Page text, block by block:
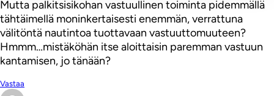
Mutta palkitsisikohan vastuullinen toiminta pidemmällä
tähtäimellä moninkertaisesti enemmän, verrattuna
välitöntä nautintoa tuottavaan vastuuttomuuteen?
Hmmm…mistäköhän itse aloittaisin paremman vastuun
kantamisen, jo tänään?
Vastaa